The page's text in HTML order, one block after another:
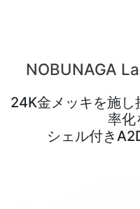
NOBUNAGA
24K金メッキを施し
率化
シェル付き